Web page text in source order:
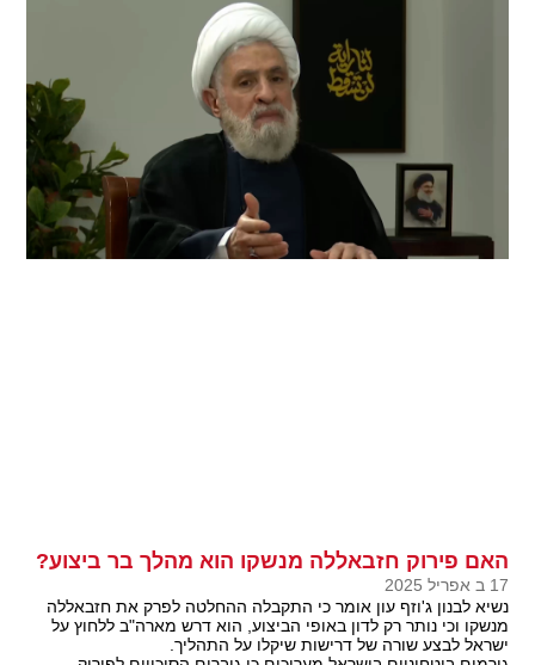
האם פירוק חזבאללה מנשקו הוא מהלך בר ביצוע?
17 ב אפריל 2025
נשיא לבנון ג'וזף עון אומר כי התקבלה ההחלטה לפרק את חזבאללה
מנשקו וכי נותר רק לדון באופי הביצוע, הוא דרש מארה"ב ללחוץ על
ישראל לבצע שורה של דרישות שיקלו על התהליך.